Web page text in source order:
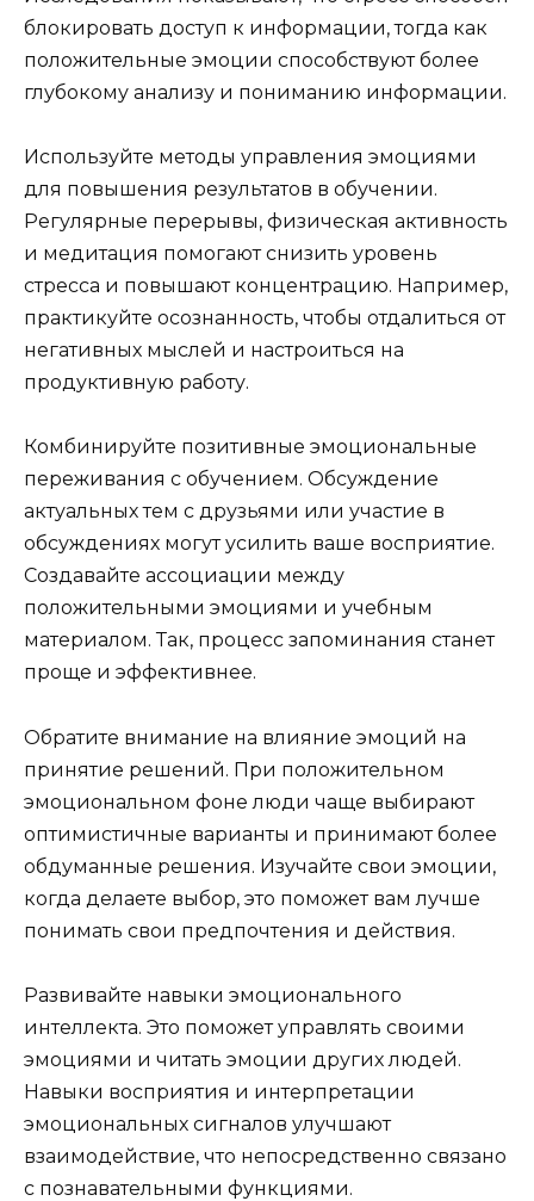
блокировать доступ к информации, тогда как
положительные эмоции способствуют более
глубокому анализу и пониманию информации.
Используйте методы управления эмоциями
для повышения результатов в обучении.
Регулярные перерывы, физическая активность
и медитация помогают снизить уровень
стресса и повышают концентрацию. Например,
практикуйте осознанность, чтобы отдалиться от
негативных мыслей и настроиться на
продуктивную работу.
Комбинируйте позитивные эмоциональные
переживания с обучением. Обсуждение
актуальных тем с друзьями или участие в
обсуждениях могут усилить ваше восприятие.
Создавайте ассоциации между
положительными эмоциями и учебным
материалом. Так, процесс запоминания станет
проще и эффективнее.
Обратите внимание на влияние эмоций на
принятие решений. При положительном
эмоциональном фоне люди чаще выбирают
оптимистичные варианты и принимают более
обдуманные решения. Изучайте свои эмоции,
когда делаете выбор, это поможет вам лучше
понимать свои предпочтения и действия.
Развивайте навыки эмоционального
интеллекта. Это поможет управлять своими
эмоциями и читать эмоции других людей.
Навыки восприятия и интерпретации
эмоциональных сигналов улучшают
взаимодействие, что непосредственно связано
с познавательными функциями.